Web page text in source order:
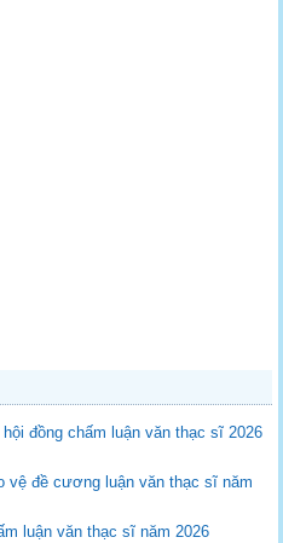
đồng chấm luận văn thạc sĩ 2026
vệ đề cương luận văn thạc sĩ năm
luận văn thạc sĩ năm 2026